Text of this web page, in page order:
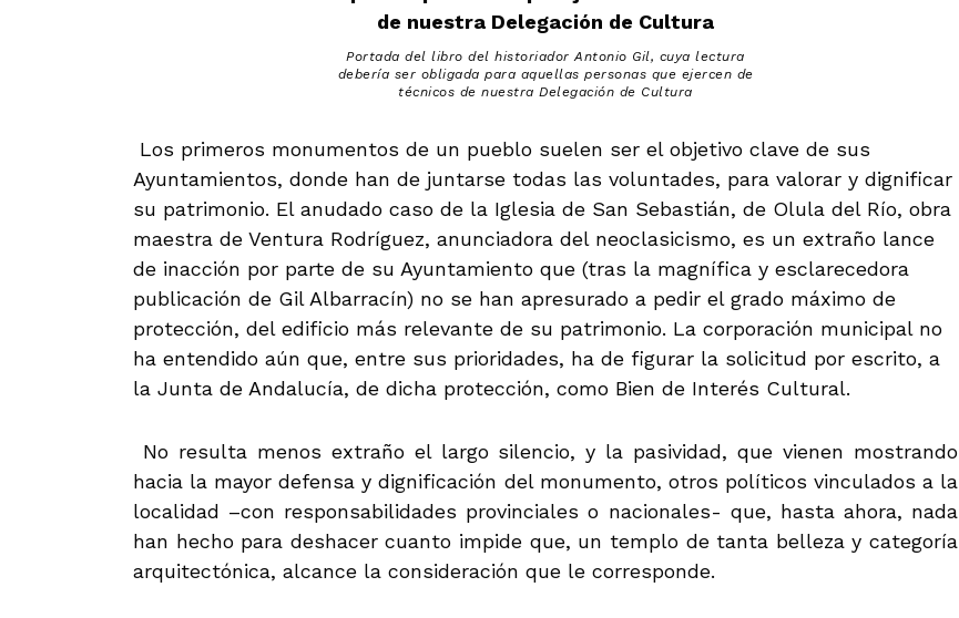
Portada del libro del historiador Antonio Gil, cuya lectura
debería ser obligada para aquellas personas que ejercen de
técnicos de nuestra Delegación de Cultura
Los primeros monumentos de un pueblo suelen ser el objetivo clave de sus
Ayuntamientos, donde han de juntarse todas las voluntades, para valorar y dignificar
su patrimonio. El anudado caso de la Iglesia de San Sebastián, de Olula del Río, obra
maestra de Ventura Rodríguez, anunciadora del neoclasicismo, es un extraño lance
de inacción por parte de su Ayuntamiento que (tras la magnífica y esclarecedora
publicación de Gil Albarracín) no se han apresurado a pedir el grado máximo de
protección, del edificio más relevante de su patrimonio. La corporación municipal no
ha entendido aún que, entre sus prioridades, ha de figurar la solicitud por escrito, a
la Junta de Andalucía, de dicha protección, como Bien de Interés Cultural.
No resulta menos extraño el largo silencio, y la pasividad, que vienen mostrando
hacia la mayor defensa y dignificación del monumento, otros políticos vinculados a la
localidad –con responsabilidades provinciales o nacionales- que, hasta ahora, nada
han hecho para deshacer cuanto impide que, un templo de tanta belleza y categoría
arquitectónica, alcance la consideración que le corresponde.